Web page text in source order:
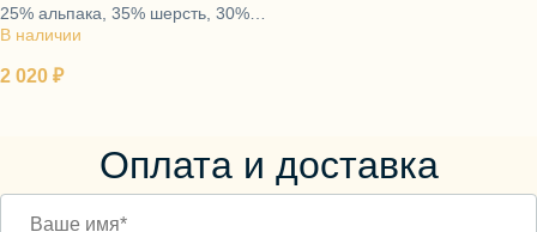
2 020 ₽
В наличии
серый
25% альпака, 35% шерсть, 30%
полиамид, 10% эластан
Оплата и доставка